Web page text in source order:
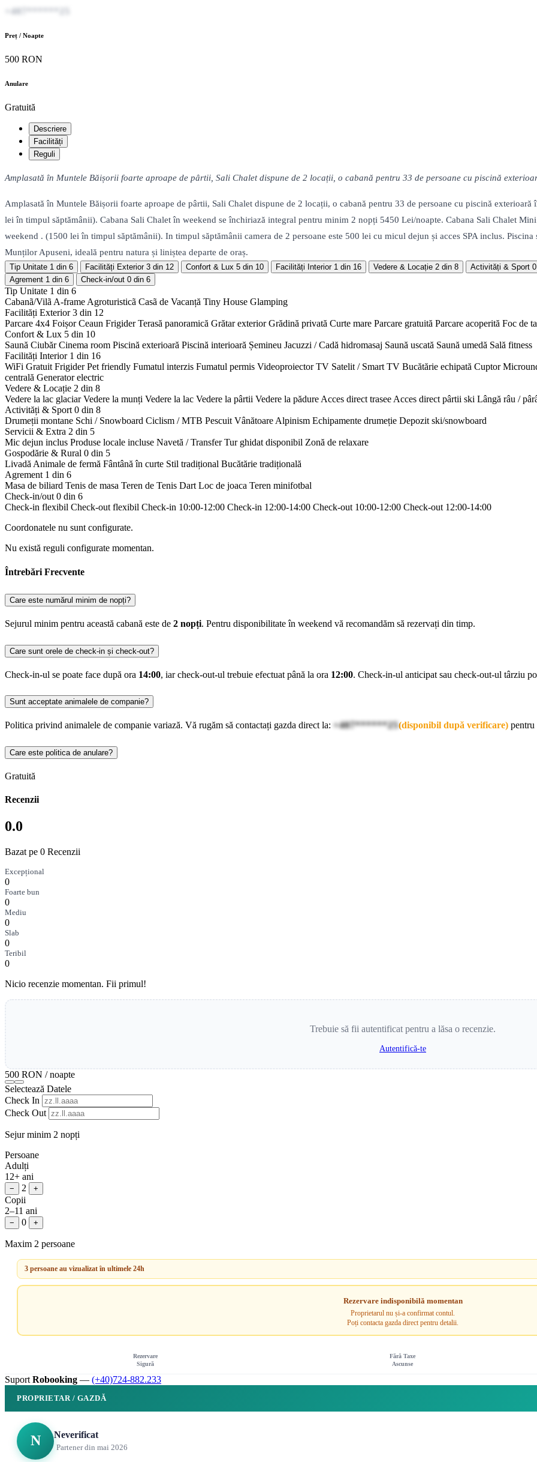
+407******25
Preț / Noapte
500 RON
Anulare
Gratuită
Descriere
Facilități
Reguli
Amplasată în Muntele Băișorii foarte aproape de pârtii, Sali Chalet dispune de 2 locații, o cabană pentru 33 de persoane cu piscină
Amplasată în Muntele Băișorii foarte aproape de pârtii, Sali Chalet dispune de 2 locații, o cabană pentru 33 de persoane cu piscină
lei în timpul săptămânii). Cabana Sali Chalet în weekend se închiriază integral pentru minim 2 nopți 5450 Lei/noapte. Cabana Sali Chalet
weekend . (1500 lei în timpul săptămânii). In timpul săptămânii camera de 2 persoane este 500 lei cu micul dejun și acces SPA inclus.
Munților Apuseni, ideală pentru natura și liniștea departe de oraș.
Tip Unitate 1 din 6 Facilități Exterior 3 din 12 Confort & Lux 5 din 10 Facilități Interior 1 din 16 Vedere & Locație 2 din 8 Activități & Sport
Agrement 1 din 6 Check-in/out 0 din 6
Tip Unitate 1 din 6
Cabanã/Vilã A-frame Agroturisticã Casã de Vacanță Tiny House Glamping
Facilități Exterior3 din 12
Parcare 4x4 Foișor Ceaun Frigider Terasă panoramică Grătar exterior Grădină privată Curte mare Parcare gratuită Parcare acoperită Foc de
Confort & Lux 5 din 10
Saună Ciubăr Cinema room Piscină exterioară Piscină interioară Șemineu Jacuzzi / Cadă hidromasaj Saună uscată Saună umedă Sală fitness
Facilități Interior 1 din 16
WiFi Gratuit Frigider Pet friendly Fumatul interzis Fumatul permis Videoproiector TV Satelit / Smart TV Bucătărie echipată Cuptor
centrală Generator electric
Vedere & Locație 2 din 8
Vedere la lac glaciar Vedere la munți Vedere la lac Vedere la pârtii Vedere la pădure Acces direct trasee Acces direct pârtii ski Lângă râu /
Activități & Sport 0 din 8
Drumeții montane Schi / Snowboard Ciclism / MTB Pescuit Vânătoare Alpinism Echipamente drumeție Depozit ski/snowboard
Servicii & Extra 2 din 5
Mic dejun inclus Produse locale incluse Navetă / Transfer Tur ghidat disponibil Zonă de relaxare
Gospodărie & Rural 0 din 5
Livadă Animale de fermă Fântână în curte Stil tradițional Bucătărie tradițională
Agrement 1 din 6
Masa de biliard Tenis de masa Teren de Tenis Dart Loc de joaca Teren minifotbal
Check-in/out 0 din 6
Check-in flexibil Check-out flexibil Check-in 10:00-12:00 Check-in 12:00-14:00 Check-out 10:00-12:00 Check-out 12:00-14:00
Coordonatele nu sunt configurate.
Nu există reguli configurate momentan.
Întrebări Frecvente
Care este numărul minim de nopți?
Sejurul minim pentru această cabană este de 2 nopți. Pentru disponibilitate în weekend vă recomandăm să rezervați din timp.
Care sunt orele de check-in și check-out?
Check-in-ul se poate face după ora 14:00, iar check-out-ul trebuie efectuat până la ora 12:00. Check-in-ul anticipat sau check-out-ul târziu
Sunt acceptate animalele de companie?
Politica privind animalele de companie variază. Vă rugăm să contactați gazda direct la: +407******25(disponibil după verificare) pentru
Care este politica de anulare?
Gratuită
Recenzii
0.0
Bazat pe 0 Recenzii
Excepțional
0
Foarte bun
0
Mediu
0
Slab
0
Teribil
0
Nicio recenzie momentan. Fii primul!
Trebuie să fii autentificat pentru a lăsa o recenzie.
Autentifică-te
500 RON / noapte
Selectează Datele
Check In
Check Out
Sejur minim 2 nopți
Persoane
Adulți
12+ ani
− 2 +
Copii
2–11 ani
− 0 +
Maxim 2 persoane
3 persoane au vizualizat în ultimele 24h
Rezervare indisponibilă momentan
Proprietarul nu și-a confirmat contul.
Poți contacta gazda direct pentru detalii.
Rezervare
Sigură
Fără Taxe
Ascunse
Suport Robooking — (+40)724-882.233
PROPRIETAR / GAZDĂ
N Neverificat
Partener din mai 2026